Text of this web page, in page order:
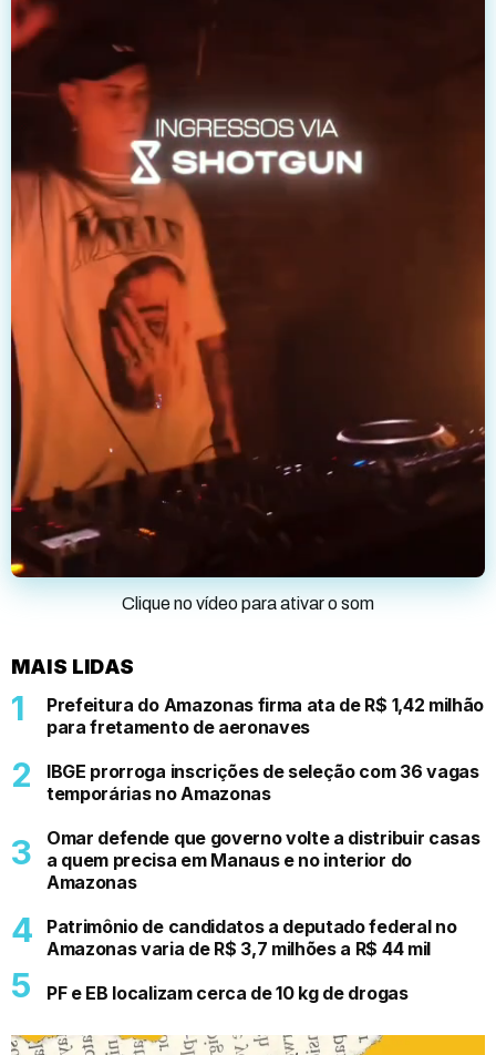
Clique no vídeo para ativar o som
MAIS LIDAS
Prefeitura do Amazonas firma ata de R$ 1,42 milhão
para fretamento de aeronaves
IBGE prorroga inscrições de seleção com 36 vagas
temporárias no Amazonas
Omar defende que governo volte a distribuir casas
a quem precisa em Manaus e no interior do
Amazonas
Patrimônio de candidatos a deputado federal no
Amazonas varia de R$ 3,7 milhões a R$ 44 mil
PF e EB localizam cerca de 10 kg de drogas